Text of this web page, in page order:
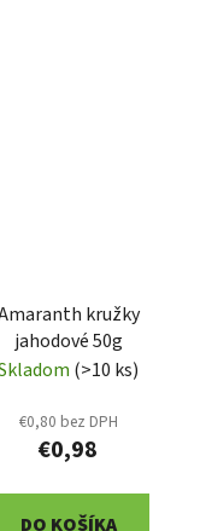
kružky
jahodové 50g
(>10 ks)
€0,80 bez DPH
€0,98
DO KOŠÍKA